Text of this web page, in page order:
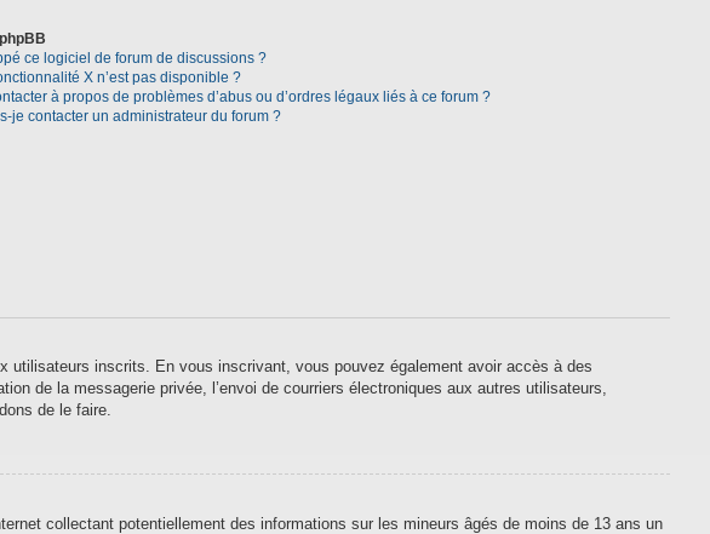
ce logiciel de forum de discussions ?
X n’est pas disponible ?
à propos de problèmes d’abus ou d’ordres légaux liés à ce forum ?
je contacter un administrateur du forum ?
utilisateurs inscrits. En vous inscrivant, vous pouvez également avoir accès à des
de la messagerie privée, l’envoi de courriers électroniques aux autres utilisateurs,
de le faire.
collectant potentiellement des informations sur les mineurs âgés de moins de 13 ans un